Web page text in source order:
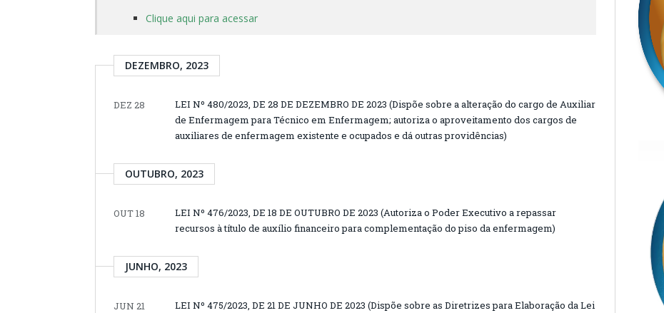
Clique aqui para acessar
DEZEMBRO, 2023
DEZ 28
LEI Nº 480/2023, DE 28 DE DEZEMBRO DE 2023 (Dispõe sobre a alteração do cargo de Auxiliar
de Enfermagem para Técnico em Enfermagem; autoriza o aproveitamento dos cargos de
auxiliares de enfermagem existente e ocupados e dá outras providências)
OUTUBRO, 2023
OUT 18
LEI Nº 476/2023, DE 18 DE OUTUBRO DE 2023 (Autoriza o Poder Executivo a repassar
recursos à título de auxílio financeiro para complementação do piso da enfermagem)
JUNHO, 2023
JUN 21
LEI Nº 475/2023, DE 21 DE JUNHO DE 2023 (Dispõe sobre as Diretrizes para Elaboração da Lei